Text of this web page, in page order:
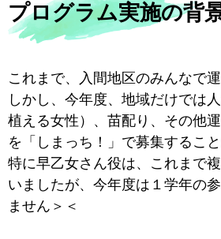
プログラム実施の背
これまで、入間地区のみんなで
しかし、今年度、地域だけでは
植える女性）、苗配り、その他
を「しまっち！」で募集すること
特に早乙女さん役は、これまで
いましたが、今年度は１学年の
ません＞＜